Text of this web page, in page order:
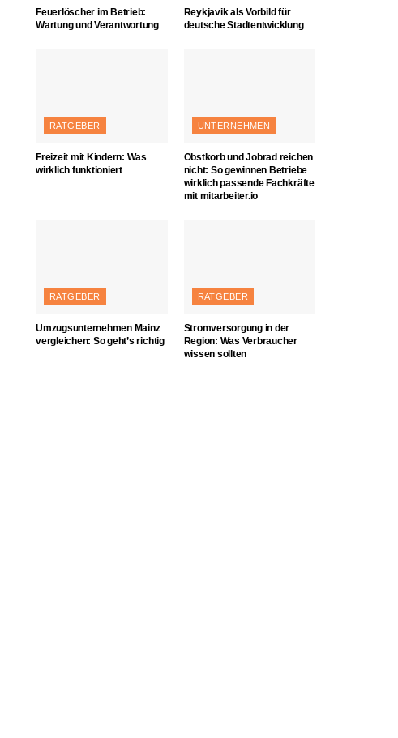
Feuerlöscher im Betrieb:
Wartung und Verantwortung
Reykjavik als Vorbild für
deutsche Stadtentwicklung
RATGEBER
Freizeit mit Kindern: Was
wirklich funktioniert
UNTERNEHMEN
Obstkorb und Jobrad reichen
nicht: So gewinnen Betriebe
wirklich passende Fachkräfte
mit mitarbeiter.io
RATGEBER
Umzugsunternehmen Mainz
vergleichen: So geht’s richtig
RATGEBER
Stromversorgung in der
Region: Was Verbraucher
wissen sollten